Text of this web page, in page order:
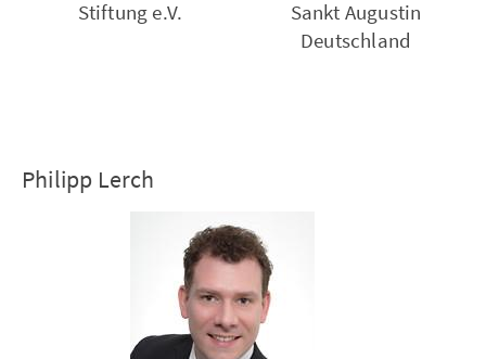
Stiftung e.V.
Sankt Augustin
Deutschland
Philipp Lerch